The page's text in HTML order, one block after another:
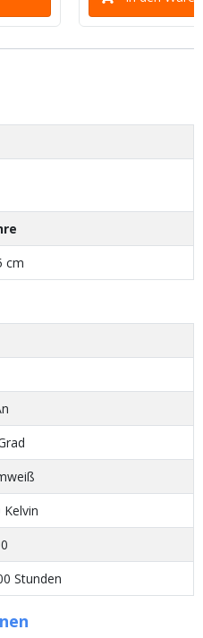
cm
Kelvin
Stunden